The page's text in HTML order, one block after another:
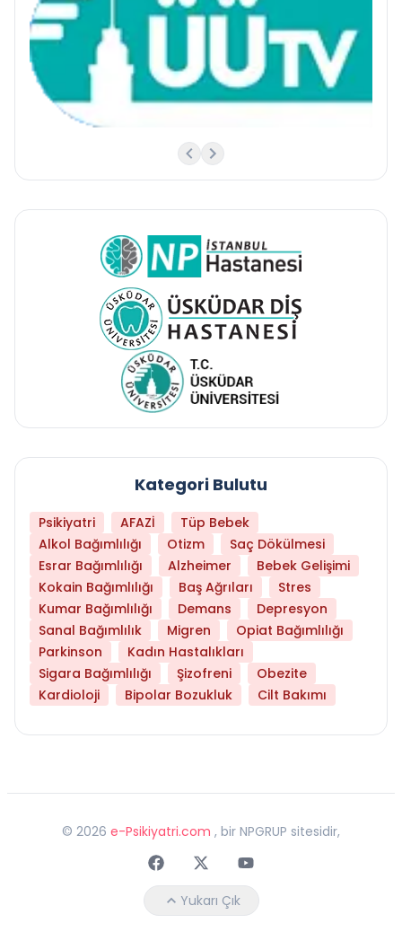
Kategori Bulutu
Psikiyatri AFAZİ
Tüp Bebek
Alkol Bağımlılığı
Otizm
Saç Dökülmesi
Esrar Bağımlılığı
Alzheimer
Bebek Gelişimi
Kokain Bağımlılığı
Baş Ağrıları
Stres
Kumar Bağımlılığı
Demans
Depresyon
Sanal Bağımlılık
Migren
Opiat Bağımlılığı
Parkinson
Kadın Hastalıkları
Sigara Bağımlılığı
Şizofreni
Obezite
Kardioloji
Bipolar Bozukluk Cilt Bakımı
© 2026 e-Psikiyatri.com , bir NPGRUP sitesidir,
FaceebokTwitterYoutube
Yukarı Çık